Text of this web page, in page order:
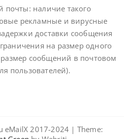
почты: наличие такого
рекламные и вирусные
доставки сообщения
на размер одного
сообщений в почтовом
пользователей).
eMailX 2017-2024 | Theme: